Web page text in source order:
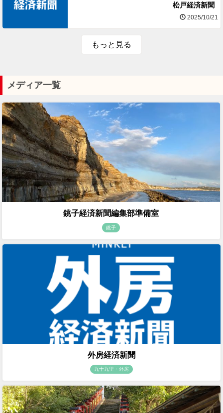
松戸経済新聞
2025/10/21
もっと見る
メディア一覧
銚子経済新聞編集部準備室
銚子
外房経済新聞
九十九里・外房